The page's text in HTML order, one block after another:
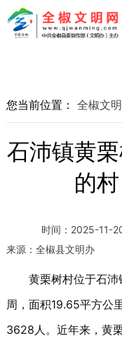
您当前位置： 全椒文
石沛镇黄
的
时间： 2025-11-
来源： 全椒县文明办
黄栗树村位于石
周，面积19.65平方公
3628人。近年来，黄